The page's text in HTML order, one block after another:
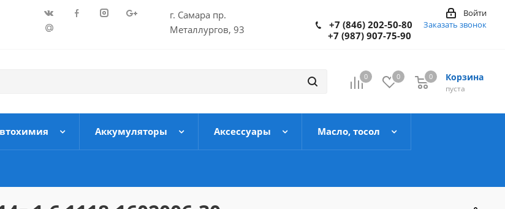
г. Самара пр.
Металлургов, 93
Войти
+7 (846) 202-50-80
+7 (987) 907-75-90
Заказать звонок
0 0 Корзина
пуста
0
Аккумуляторы Аксессуары Масло, тосол